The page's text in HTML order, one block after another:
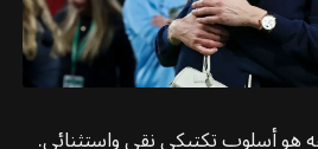
هو أسلوب تكتيكي نقي واستثنائي.